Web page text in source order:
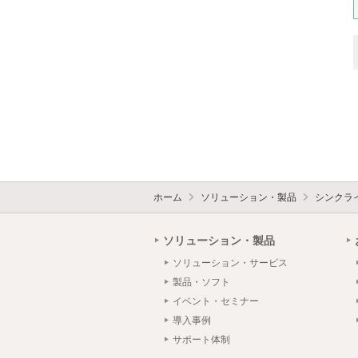
ホーム ソリューション・製品 シンクラ
ソリューション・製品
ソリューション・サービス
製品・ソフト
イベント・セミナー
導入事例
サポート体制